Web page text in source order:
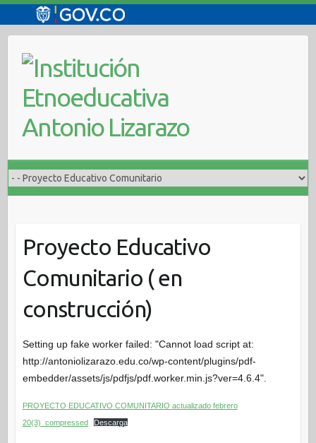
contenido
Proyecto Educativo
Comunitario ( en
construcción)
Setting up fake worker failed: "Cannot load script at:
http://antoniolizarazo.edu.co/wp-content/plugins/pdf-
embedder/assets/js/pdfjs/pdf.worker.min.js?ver=4.6.4".
PROYECTO EDUCATIVO COMUNITARIO actualizado febrero
20(3)_compressed
Descarga